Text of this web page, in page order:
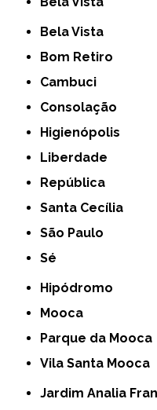
Bela Vista
Bom Retiro
Cambuci
Consolação
Higienópolis
Liberdade
República
Santa Cecília
São Paulo
Sé
Hipódromo
Mooca
Parque da Mooca
Vila Santa Mooca
Jardim Analia